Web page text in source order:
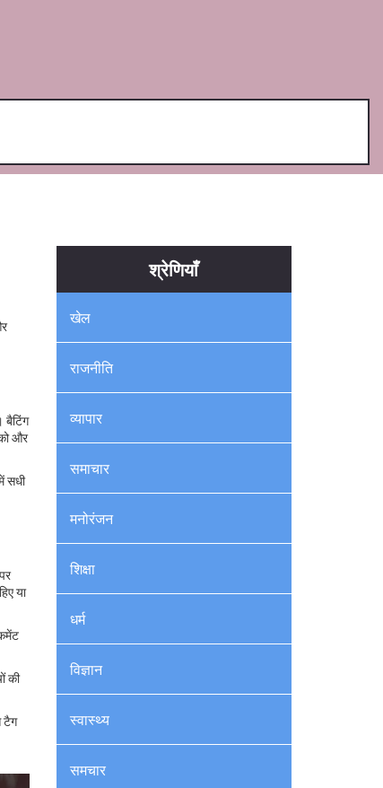
बैटिंग
और
सधी
या
की
टैग
श्रेणियाँ
खेल
राजनीति
व्यापार
समाचार
मनोरंजन
शिक्षा
धर्म
विज्ञान
स्वास्थ्य
समचार